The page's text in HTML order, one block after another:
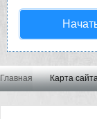
Главная Карта